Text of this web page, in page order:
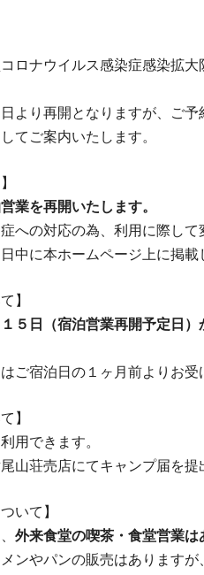
ロナウイルス感染症感染拡大
より再開となりますが、ご
てご案内いたします。
業を再開いたします。
への対応の為、利用に際して
中に本ホームページ上に掲載
】
１５日（宿泊営業再開予定日
ご宿泊日の１ヶ月前よりお受
】
用できます。
山荘売店にてキャンプ届を提
いて】
外来食堂の喫茶・食堂営業は
ンやパンの販売はありますが